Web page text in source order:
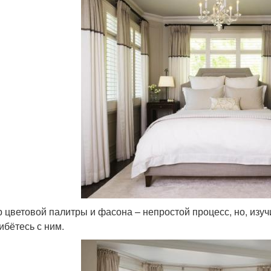
палитры и фасона – непростой процесс, но,
с ним.